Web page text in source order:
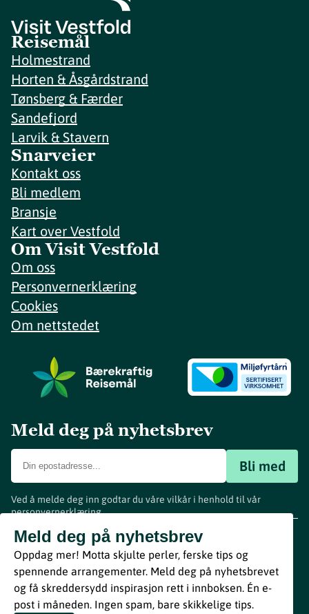
Reisemål
Holmestrand
Horten & Åsgårdstrand
Tønsberg & Færder
Sandefjord
Larvik & Stavern
Snarveier
Kontakt oss
Bli medlem
Bransje
Kart over Vestfold
Om Visit Vestfold
Om oss
Personvernerklæring
Cookies
Om nettstedet
Meld deg på nyhetsbrev
Bli med
Ved å melde deg inn godtar du våre vilkår i henhold til vår
personvernerklæring.
Meld deg på nyhetsbrev
Oppdag mer! Motta skjulte perler, ferske tips og
spennende arrangementer. Meld deg på nyhetsbrevet
og få skreddersydd inspirasjon rett i innboksen. Én e-
post i måneden. Ingen spam, bare skikkelige tips.
www.visitvestfold.com
Turistinformasjon
Vestfold Fylkeskommune
ByBreakfast